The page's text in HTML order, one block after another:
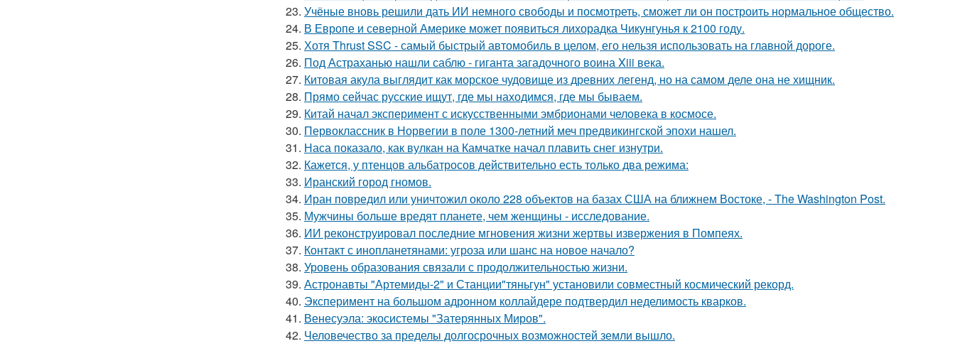
23. Учёные вновь решили дать ИИ немного свободы и посмотреть, сможет ли он построить нормальное общество.
24. В Европе и северной Америке может появиться лихорадка Чикунгунья к 2100 году.
25. Хотя Thrust SSC - самый быстрый автомобиль в целом, его нельзя использовать на главной дороге.
26. Под Астраханью нашли саблю - гиганта загадочного воина Xiii века.
27. Китовая акула выглядит как морское чудовище из древних легенд, но на самом деле она не хищник.
28. Прямо сейчас русские ищут, где мы находимся, где мы бываем.
29. Китай начал эксперимент с искусственными эмбрионами человека в космосе.
30. Первоклассник в Норвегии в поле 1300-летний меч предвикингской эпохи нашел.
31. Наса показало, как вулкан на Камчатке начал плавить снег изнутри.
32. Кажется, у птенцов альбатросов действительно есть только два режима:
33. Иранский город гномов.
34. Иран повредил или уничтожил около 228 объектов на базах США на ближнем Востоке, - The Washington Post.
35. Мужчины больше вредят планете, чем женщины - исследование.
36. ИИ реконструировал последние мгновения жизни жертвы извержения в Помпеях.
37. Контакт с инопланетянами: угроза или шанс на новое начало?
38. Уровень образования связали с продолжительностью жизни.
39. Астронавты "Артемиды-2" и Станции"тяньгун" установили совместный космический рекорд.
40. Эксперимент на большом адронном коллайдере подтвердил неделимость кварков.
41. Венесуэла: экосистемы "Затерянных Миров".
42. Человечество за пределы долгосрочных возможностей земли вышло.